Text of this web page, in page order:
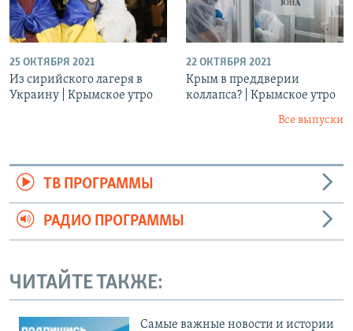
25 ОКТЯБРЯ 2021
Из сирийского лагеря в
Украину | Крымское утро
22 ОКТЯБРЯ 2021
Крым в преддверии
коллапса? | Крымское утро
Все выпуски
ТВ ПРОГРАММЫ
РАДИО ПРОГРАММЫ
ЧИТАЙТЕ ТАКЖЕ:
Cамые важные новости и истории